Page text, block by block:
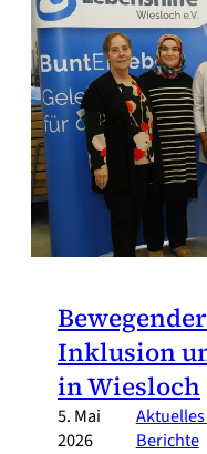
Inklusion
in Wiesloch
5. Mai
2026
Berichte